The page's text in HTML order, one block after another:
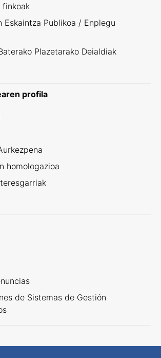
finkoak
Eskaintza Publikoa / Enplegu
Plazetarako Deialdiak
profila
homologazioa
de Sistemas de Gestión